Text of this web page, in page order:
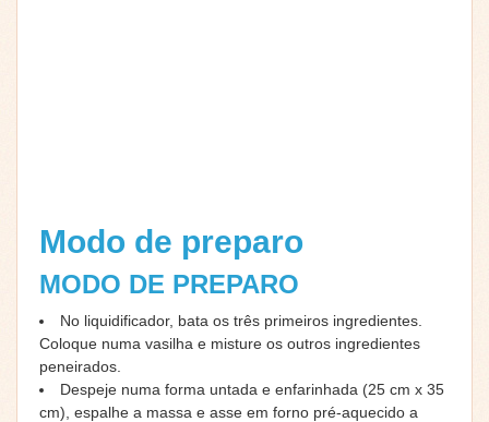
Modo de preparo
MODO DE PREPARO
No liquidificador, bata os três primeiros ingredientes.
Coloque numa vasilha e misture os outros ingredientes
peneirados.
Despeje numa forma untada e enfarinhada (25 cm x 35
cm), espalhe a massa e asse em forno pré-aquecido a